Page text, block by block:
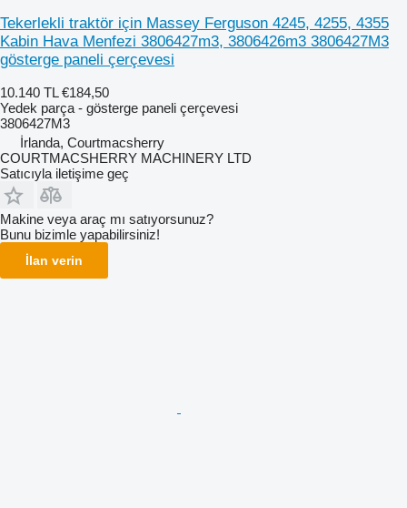
Tekerlekli traktör için Massey Ferguson 4245, 4255, 4355
Kabin Hava Menfezi 3806427m3, 3806426m3 3806427M3
gösterge paneli çerçevesi
10.140 TL €184,50
Yedek parça - gösterge paneli çerçevesi
3806427M3
İrlanda, Courtmacsherry
COURTMACSHERRY MACHINERY LTD
Satıcıyla iletişime geç
Makine veya araç mı satıyorsunuz?
Bunu bizimle yapabilirsiniz!
İlan verin